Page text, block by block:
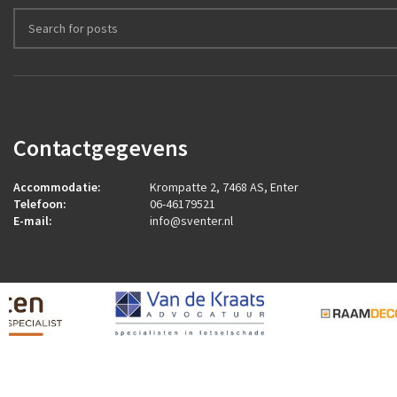
Contactgegevens
Accommodatie:
Krompatte 2, 7468 AS, Enter
Telefoon:
06-46179521
E-mail:
info@sventer.nl